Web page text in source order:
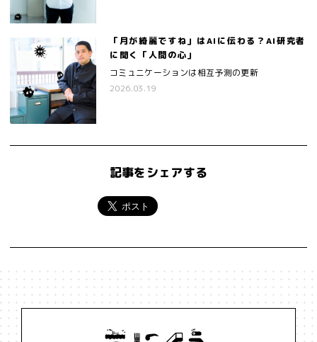
「月が綺麗ですね」はAIに伝わる？AI研究者
に聞く「人間の心」
コミュニケーションは相互予測の更新
2026.03.19
記事をシェアする